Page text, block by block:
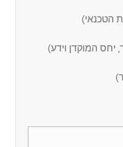
הטכנאי)
יחס המוקדן וידע)